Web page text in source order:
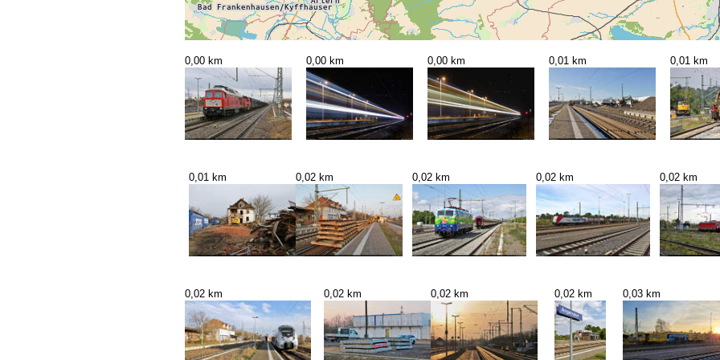
0,00 km 0,00 km 0,00 km 0,01 km 0,01 km
0,01 km 0,02 km 0,02 km 0,02 km 0,02 km
0,02 km 0,02 km 0,02 km 0,02 km 0,03 km